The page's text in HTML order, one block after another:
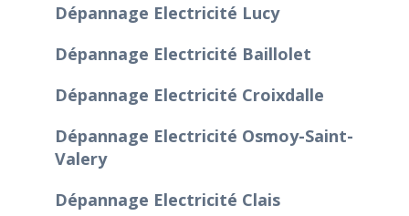
Dépannage Electricité Lucy
Dépannage Electricité Baillolet
Dépannage Electricité Croixdalle
Dépannage Electricité Osmoy-Saint-
Valery
Dépannage Electricité Clais